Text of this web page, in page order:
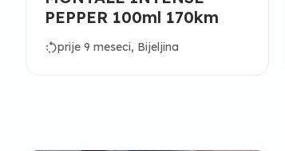
PEPPER 100ml 170km
rotate_leftprije 9 meseci, Bijeljina